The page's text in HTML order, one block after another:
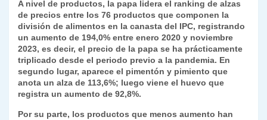
A nivel de productos, la papa lidera el ranking de alzas
de precios entre los 76 productos que componen la
división de alimentos en la canasta del IPC, registrando
un aumento de 194,0% entre enero 2020 y noviembre
2023, es decir, el precio de la papa se ha prácticamente
triplicado desde el periodo previo a la pandemia. En
segundo lugar, aparece el pimentón y pimiento que
anota un alza de 113,6%; luego viene el huevo que
registra un aumento de 92,8%.
Por su parte, los productos que menos aumento han